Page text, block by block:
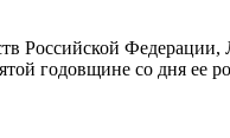
Российской
годовщине со дня ее